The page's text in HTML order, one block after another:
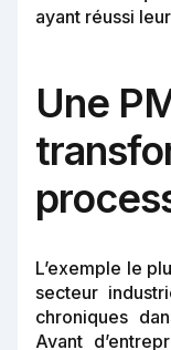
ayant réussi
Une
L’exemple le
secteur
chroniques
Avant